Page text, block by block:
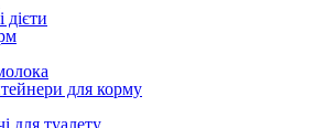
дієти
для корму
для туалету